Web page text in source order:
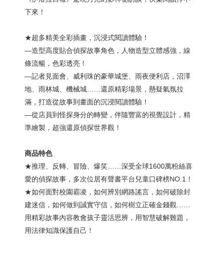
下來！
★超多精美全彩插畫，沉浸式閱讀體驗！
—造型高度貼合偵探故事角色，人物造型立體感強，線
條流暢，色彩透亮！
—記者見面會、威利珠的豪華城堡、雨夜便利店，沼澤
地、雨林城、機械城……還原精彩場景，懸疑氣氛拉
滿，打造從故事到畫面的沉浸閱讀體驗！
—從店員到怪探身分的轉變，伴隨豐富的視覺設計，精
準繪製，超強還原偵探世界觀！
商品特色
★推理、反轉、冒險、爆笑……深受全球1600萬粉絲喜
愛的偵探故事，多次位居有聲書平台兒童口碑榜NO.1！
★如何面對校園霸凌，如何辨別網路謠言，如何破除封
建迷信，如何做到誠實守信，如何樹立正確金錢觀……
用精彩故事內容教會孩子靈活思辨，用智慧破解難題，
用法律知識保護自己！